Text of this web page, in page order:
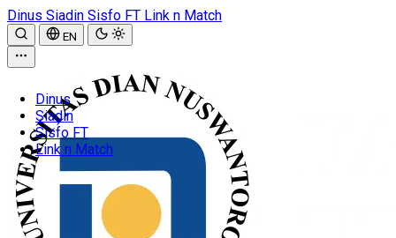
Dinus Siadin Sisfo FT Link n Match
EN
Dinus
Siadin
Sisfo FT
Link n Match